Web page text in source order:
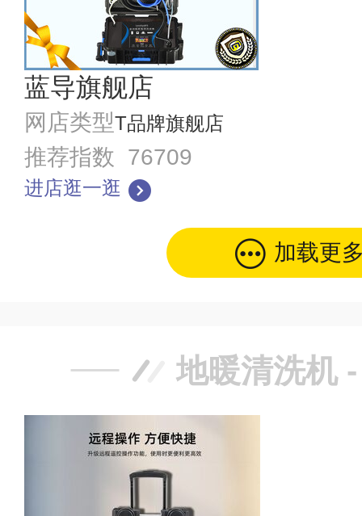
蓝导旗舰店
网店类型T品牌旗舰店
推荐指数 76709
进店逛一逛
加载更
地暖清洗机